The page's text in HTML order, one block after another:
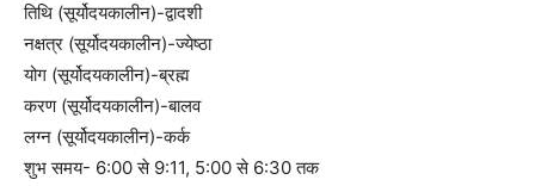
तिथि (सूर्योदयकालीन)-द्वादशी
नक्षत्र (सूर्योदयकालीन)-ज्येष्ठा
योग (सूर्योदयकालीन)-ब्रह्म
करण (सूर्योदयकालीन)-बालव
लग्न (सूर्योदयकालीन)-कर्क
शुभ समय- 6:00 से 9:11, 5:00 से 6:30 तक